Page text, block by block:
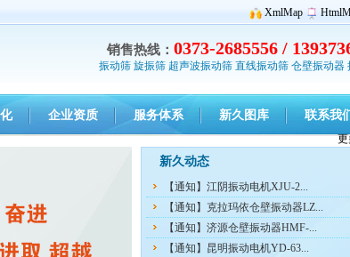
XmlMap
销售热线： 0373-2685556 /
振动筛 旋振筛 超声波振动筛 直线振动筛 仓壁振动器
企业资质 服务体系 新久图库 联系我
新久动态
【通知】江阴振动电机XJU-2...
【通知】克拉玛依仓壁振动器LZ...
【通知】济源仓壁振动器HMF-...
【通知】昆明振动电机YD-63...